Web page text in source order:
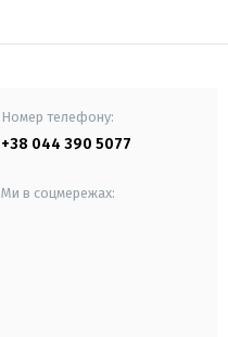
Номер телефону:
+38 044 390 5077
Ми в соцмережах: